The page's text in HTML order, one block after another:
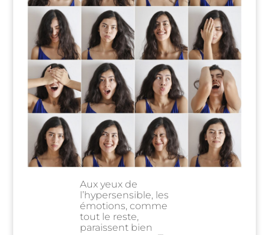
Aux yeux de
l’hypersensible, les
émotions, comme
tout le reste,
paraissent bien